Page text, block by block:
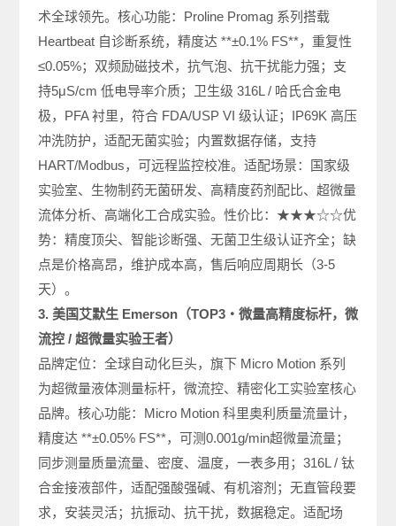
术全球领先。核心功能：Proline Promag 系列搭载
Heartbeat 自诊断系统，精度达 **±0.1% FS**，重复性
≤0.05%；双频励磁技术，抗气泡、抗干扰能力强；支
持5μS/cm 低电导率介质；卫生级 316L / 哈氏合金电
极，PFA 衬里，符合 FDA/USP VI 级认证；IP69K 高压
冲洗防护，适配无菌实验；内置数据存储，支持
HART/Modbus，可远程监控校准。适配场景：国家级
实验室、生物制药无菌研发、高精度药剂配比、超微量
流体分析、高端化工合成实验。性价比：★★★☆☆优
势：精度顶尖、智能诊断强、无菌卫生级认证齐全；缺
点是价格高昂，维护成本高，售后响应周期长（3-5
天）。
3. 美国艾默生 Emerson（TOP3・微量高精度标杆，微
流控 / 超微量实验王者）
品牌定位：全球自动化巨头，旗下 Micro Motion 系列
为超微量液体测量标杆，微流控、精密化工实验室核心
品牌。核心功能：Micro Motion 科里奥利质量流量计，
精度达 **±0.05% FS**，可测0.001g/min超微量流量；
同步测量质量流量、密度、温度，一表多用；316L / 钛
合金接液部件，适配强酸强碱、有机溶剂；无直管段要
求，安装灵活；抗振动、抗干扰，数据稳定。适配场